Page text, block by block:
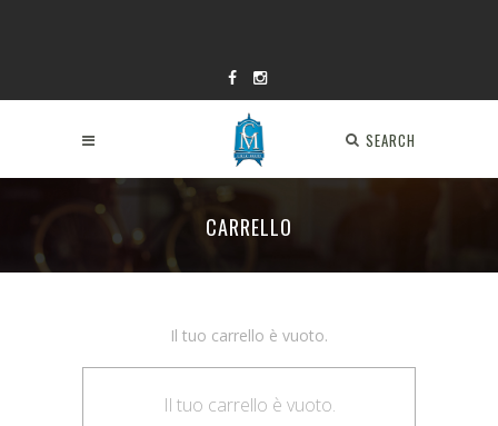
SEARCH
CARRELLO
Il tuo carrello è vuoto.
Il tuo carrello è vuoto.